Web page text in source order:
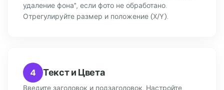
удаление фона", если фото не обработано.
Отрегулируйте размер и положение (X/Y).
4 Текст и Цвета
Введите заголовок и подзаголовок. Настройте